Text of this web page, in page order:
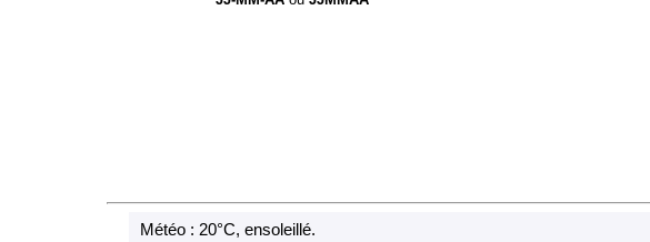
Météo : 20°C, ensoleillé.